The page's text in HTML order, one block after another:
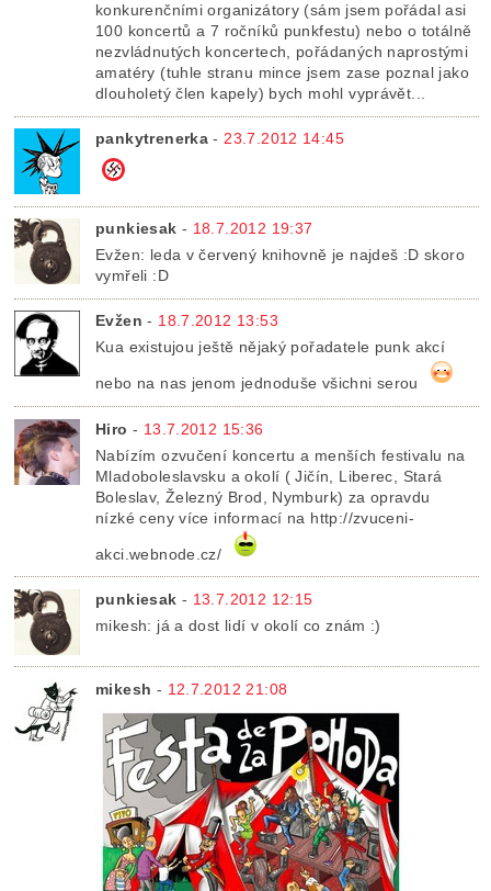
konkurenčními organizátory (sám jsem pořádal asi
100 koncertů a 7 ročníků punkfestu) nebo o totálně
nezvládnutých koncertech, pořádaných naprostými
amatéry (tuhle stranu mince jsem zase poznal jako
dlouholetý člen kapely) bych mohl vyprávět...
pankytrenerka -23.7.2012 14:45
punkiesak - 18.7.2012 19:37
Evžen: leda v červený knihovně je najdeš :D skoro
vymřeli :D
Evžen - 18.7.2012 13:53
Kua existujou ještě nějaký pořadatele punk akcí
nebo na nas jenom jednoduše všichni serou
Hiro - 13.7.2012 15:36
Nabízím ozvučení koncertu a menších festivalu na
Mladoboleslavsku a okolí ( Jičín, Liberec, Stará
Boleslav, Železný Brod, Nymburk) za opravdu
nízké ceny více informací na http://zvuceni-
akci.webnode.cz/
punkiesak - 13.7.2012 12:15
mikesh: já a dost lidí v okolí co znám :)
mikesh - 12.7.2012 21:08